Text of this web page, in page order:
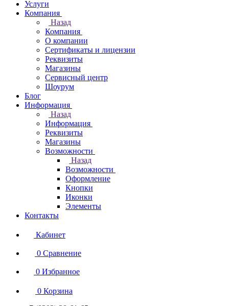
Услуги
Компания
Назад
Компания
О компании
Сертификаты и лицензии
Реквизиты
Магазины
Сервисный центр
Шоурум
Блог
Информация
Назад
Информация
Реквизиты
Магазины
Возможности
Назад
Возможности
Оформление
Кнопки
Иконки
Элементы
Контакты
Кабинет
0 Сравнение
0 Избранное
0 Корзина